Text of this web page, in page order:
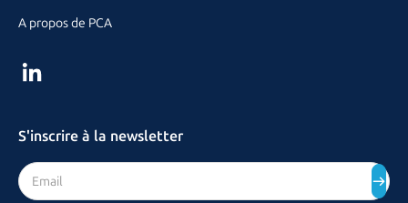
A propos de PCA
S'inscrire à la newsletter
Adresse mail